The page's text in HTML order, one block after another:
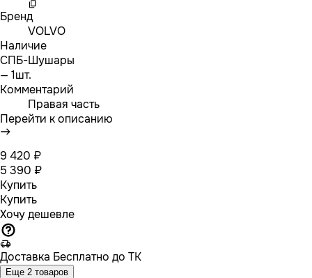
Бренд
VOLVO
Наличие
СПБ-Шушары
— 1шт.
Комментарий
Правая часть
Перейти к описанию
9 420 ₽
5 390 ₽
Купить
Купить
Хочу дешевле
Доставка Бесплатно до ТК
Еще 2 товаров